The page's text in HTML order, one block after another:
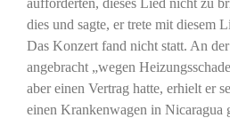
dies und sagte, er trete mit diesem
Das Konzert fand nicht statt. An
angebracht „wegen
aber einen Vertrag hatte, erhielt er
einen Krankenwagen in Nicaragua